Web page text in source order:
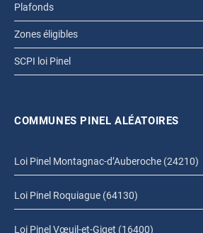
Plafonds
Zones éligibles
SCPI loi Pinel
COMMUNES PINEL ALÉATOIRES
Loi Pinel Montagnac-d’Auberoche (24210)
Loi Pinel Roquiague (64130)
Loi Pinel Vœuil-et-Giget (16400)